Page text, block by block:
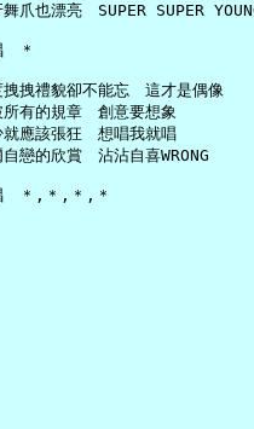
爪也漂亮　SUPER SUPER
＊
拽禮貌卻不能忘　這才是偶像
有的規章　創意要想象
應該張狂　想唱我就唱
戀的欣賞　沾沾自喜WRONG